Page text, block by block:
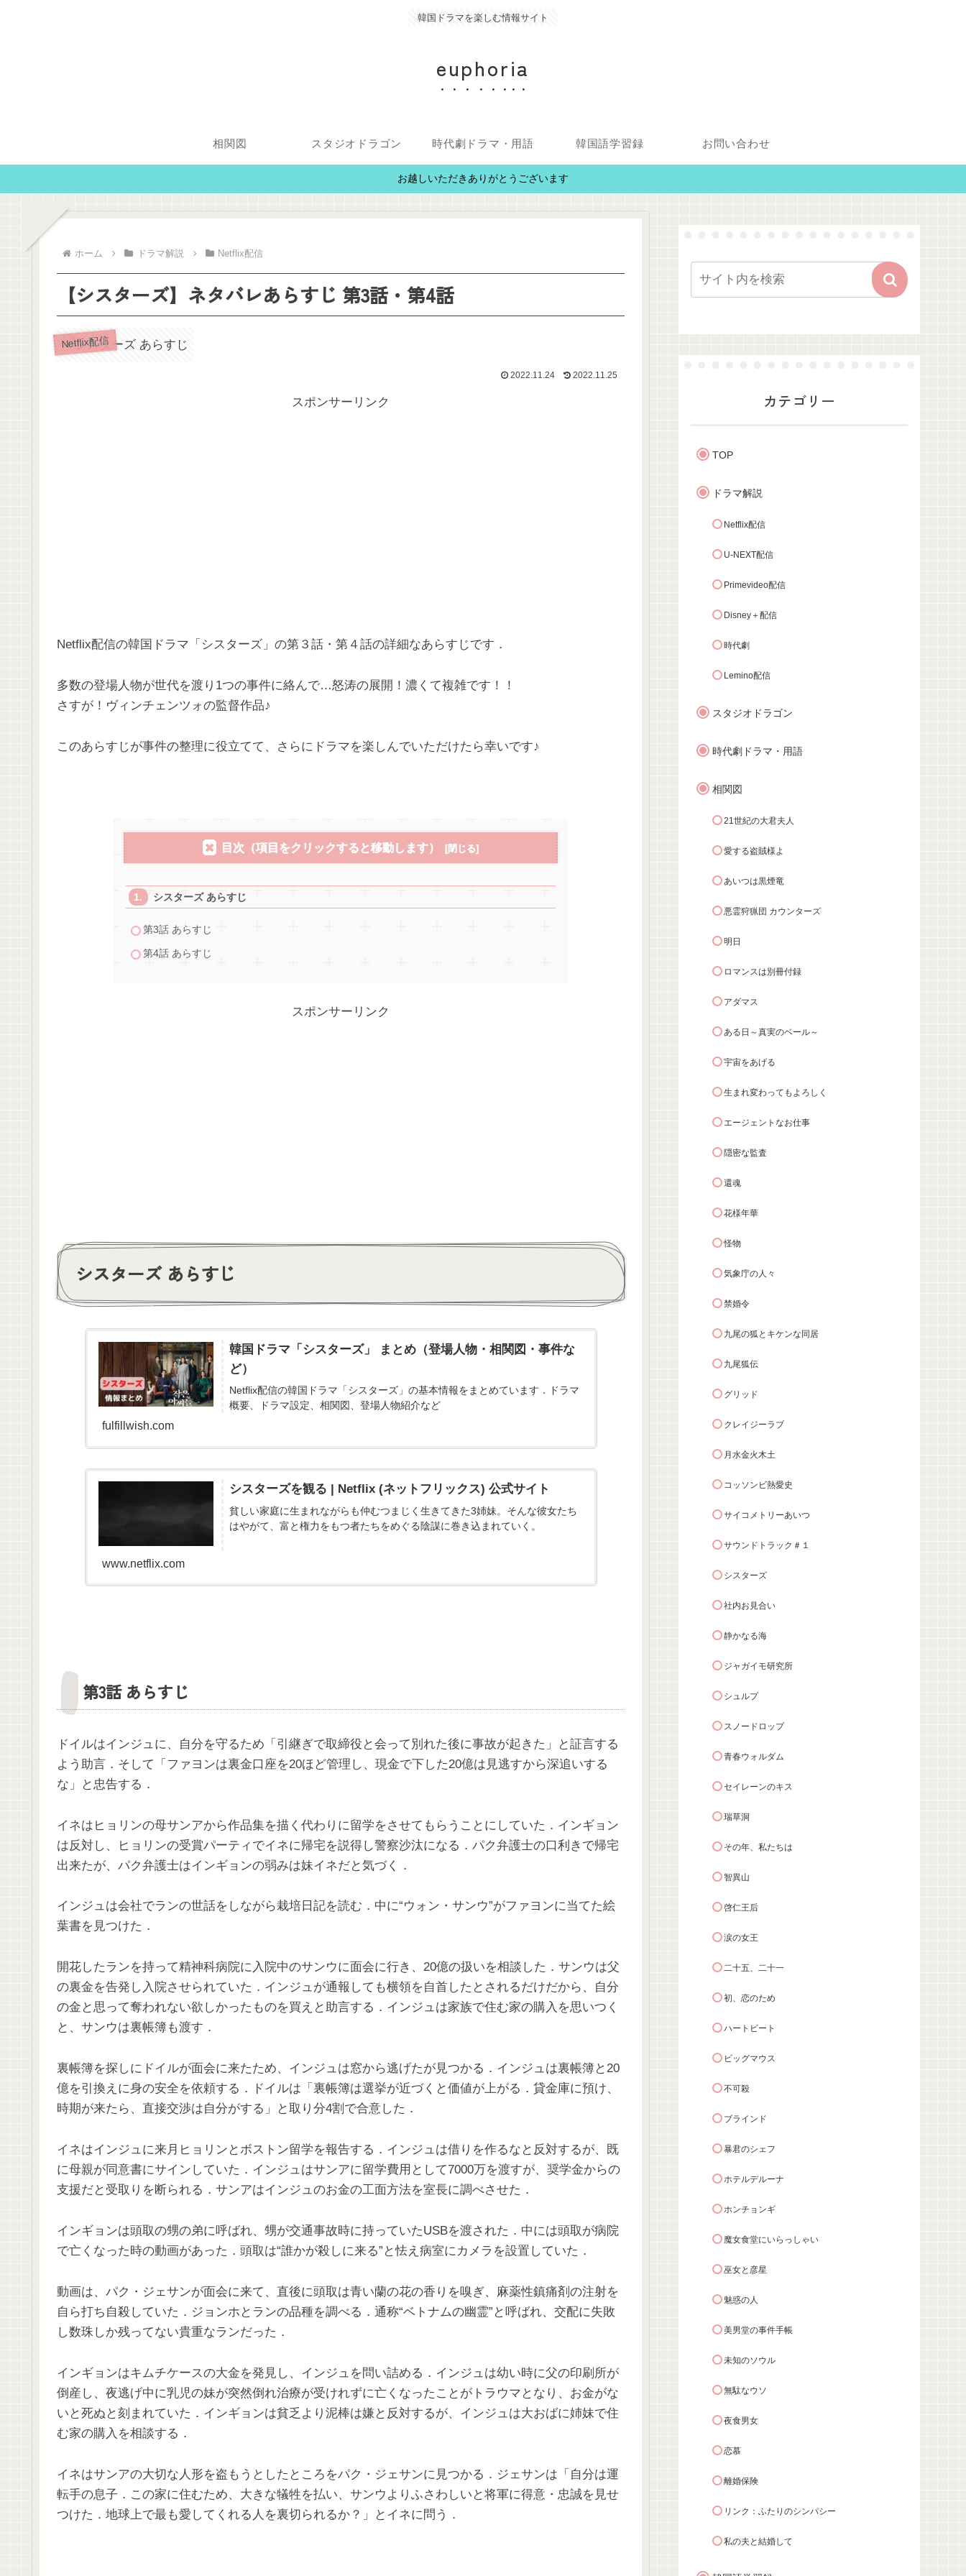
韓国ドラマを楽しむ情報サイト
euphoria
相関図 スタジオドラゴン 時代劇ドラマ・用語 韓国語学習録 お問い合わせ
お越しいただきありがとうございます
ホーム ドラマ解説 Netflix配信
【シスターズ】ネタバレあらすじ 第3話・第4話
Netflix配信
2022.11.24 2022.11.25
スポンサーリンク
Netflix配信の韓国ドラマ「シスターズ」の第３話・第４話の詳細なあらすじです．
多数の登場人物が世代を渡り1つの事件に絡んで…怒涛の展開！濃くて複雑です！！
さすが！ヴィンチェンツォの監督作品♪
このあらすじが事件の整理に役立てて、さらにドラマを楽しんでいただけたら幸いです♪
目次（項目をクリックすると移動します）
シスターズ あらすじ
第3話 あらすじ
第4話 あらすじ
スポンサーリンク
シスターズ あらすじ
韓国ドラマ「シスターズ」 まとめ（登場人物・相関図・事件な
ど）
Netflix配信の韓国ドラマ「シスターズ」の基本情報をまとめています．ドラマ
概要、ドラマ設定、相関図、登場人物紹介など
fulfillwish.com
シスターズ を観 る | Netflix ( ネ ッ ト フ リ ッ ク ス ) 公 式サ イ ト
貧しい家庭に生まれながらも仲むつまじく生きてきた3姉妹。そんな彼女たち
はやがて、富と権力をもつ者たちをめぐる陰謀に巻き込まれていく。
www.netflix.com
第3話 あらすじ
ドイルはインジュに、自分を守るため「引継ぎで取締役と会って別れた後に事故が起きた」と証言する
よう助言．そして「ファヨンは裏金口座を20ほど管理し、現金で下した20億は見逃すから深追いする
な」と忠告する．
イネはヒョリンの母サンアから作品集を描く代わりに留学をさせてもらうことにしていた．インギョン
は反対し、ヒョリンの受賞パーティでイネに帰宅を説得し警察沙汰になる．パク弁護士の口利きで帰宅
出来たが、パク弁護士はインギョンの弱みは妹イネだと気づく．
インジュは会社でランの世話をしながら栽培日記を読む．中に“ウォン・サンウ”がファヨンに当てた絵
葉書を見つけた．
開花したランを持って精神科病院に入院中のサンウに面会に行き、20億の扱いを相談した．サンウは父
の裏金を告発し入院させられていた．インジュが通報しても横領を自首したとされるだけだから、自分
の金と思って奪われない欲しかったものを買えと助言する．インジュは家族で住む家の購入を思いつく
と、サンウは裏帳簿も渡す．
裏帳簿を探しにドイルが面会に来たため、インジュは窓から逃げたが見つかる．インジュは裏帳簿と20
億を引換えに身の安全を依頼する．ドイルは「裏帳簿は選挙が近づくと価値が上がる．貸金庫に預け、
時期が来たら、直接交渉は自分がする」と取り分4割で合意した．
イネはインジュに来月ヒョリンとボストン留学を報告する．インジュは借りを作るなと反対するが、既
に母親が同意書にサインしていた．インジュはサンアに留学費用として7000万を渡すが、奨学金からの
支援だと受取りを断られる．サンアはインジュのお金の工面方法を室長に調べさせた．
インギョンは頭取の甥の弟に呼ばれ、甥が交通事故時に持っていたUSBを渡された．中には頭取が病院
で亡くなった時の動画があった．頭取は“誰かが殺しに来る”と怯え病室にカメラを設置していた．
動画は、パク・ジェサンが面会に来て、直後に頭取は青い蘭の花の香りを嗅ぎ、麻薬性鎮痛剤の注射を
自ら打ち自殺していた．ジョンホとランの品種を調べる．通称“ベトナムの幽霊”と呼ばれ、交配に失敗
し数珠しか残ってない貴重なランだった．
インギョンはキムチケースの大金を発見し、インジュを問い詰める．インジュは幼い時に父の印刷所が
倒産し、夜逃げ中に乳児の妹が突然倒れ治療が受けれずに亡くなったことがトラウマとなり、お金がな
いと死ぬと刻まれていた．インギョンは貧乏より泥棒は嫌と反対するが、インジュは大おばに姉妹で住
む家の購入を相談する．
イネはサンアの大切な人形を盗もうとしたところをパク・ジェサンに見つかる．ジェサンは「自分は運
転手の息子．この家に住むため、大きな犠牲を払い、サンウよりふさわしいと将軍に得意・忠誠を見せ
つけた．地球上で最も愛してくれる人を裏切られるか？」とイネに問う．
カテゴリー
TOP
ドラマ解説
Netflix配信
U-NEXT配信
Primevideo配信
Disney＋配信
時代劇
Lemino配信
スタジオドラゴン
時代劇ドラマ・用語
相関図
21世紀の大君夫人
愛する盗賊様よ
あいつは黒煙竜
悪霊狩猟団 カウンターズ
明日
ロマンスは別冊付録
アダマス
ある日～真実のベール～
宇宙をあげる
生まれ変わってもよろしく
エージェントなお仕事
隠密な監査
還魂
花様年華
怪物
気象庁の人々
禁婚令
九尾の狐とキケンな同居
九尾狐伝
グリッド
クレイジーラブ
月水金火木土
コッソンビ熱愛史
サイコメトリーあいつ
サウンドトラック＃１
シスターズ
社内お見合い
静かなる海
ジャガイモ研究所
シュルプ
スノードロップ
青春ウォルダム
セイレーンのキス
瑞草洞
その年、私たちは
智異山
啓仁王后
涙の女王
二十五、二十一
初、恋のため
ハートビート
ビッグマウス
不可殺
ブラインド
暴君のシェフ
ホテルデルーナ
ホンチョンギ
魔女食堂にいらっしゃい
巫女と彦星
魅惑の人
美男堂の事件手帳
未知のソウル
無駄なウソ
夜食男女
恋慕
離婚保険
リンク：ふたりのシンパシー
私の夫と結婚して